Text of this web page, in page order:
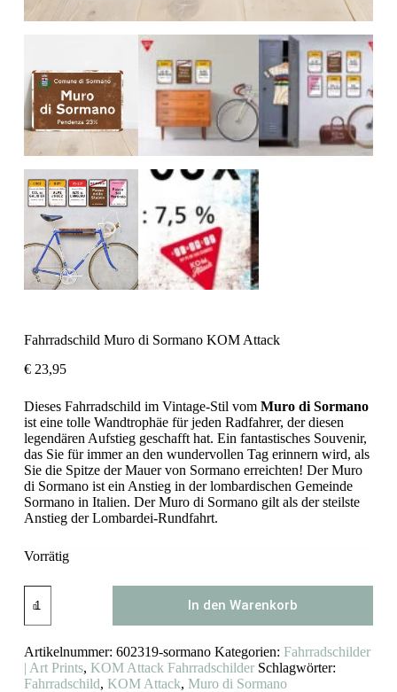
Fahrradschild Muro di Sormano KOM Attack
€23,95
Dieses Fahrradschild im Vintage-Stil vom Muro di Sormano
ist eine tolle Wandtrophäe für jeden Radfahrer, der diesen
legendären Aufstieg geschafft hat. Ein fantastisches Souvenir,
das Sie für immer an den wundervollen Tag erinnern wird, als
Sie die Spitze der Mauer von Sormano erreichten! Der Muro
di Sormano ist ein Anstieg in der lombardischen Gemeinde
Sormano in Italien. Der Muro di Sormano gilt als der steilste
Anstieg der Lombardei-Rundfahrt.
Vorrätig
Muro
di
KOM
Attack
Menge
In den Warenkorb
Artikelnummer: 602319-sormano Kategorien: Fahrradschilder
| Art Prints, KOM Attack Fahrradschilder Schlagwörter:
Fahrradschild, KOM Attack, Muro di Sormano